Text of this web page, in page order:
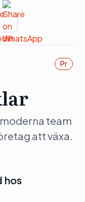
Pr
team
att växa.
hos